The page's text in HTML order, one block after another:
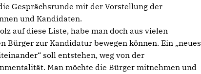
Gesprächsrunde mit der Vorstellung der
und Kandidaten.
auf diese Liste, habe man doch aus vielen
Bürger zur Kandidatur bewegen können. Ein „neues
soll entstehen, weg von der
Man möchte die Bürger mitnehmen und